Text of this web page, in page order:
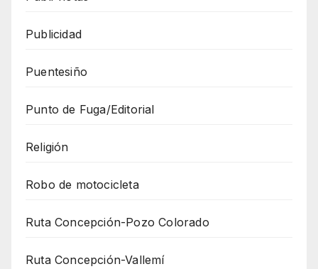
Publicidad
Puentesiño
Punto de Fuga/Editorial
Religión
Robo de motocicleta
Ruta Concepción-Pozo Colorado
Ruta Concepción-Vallemí